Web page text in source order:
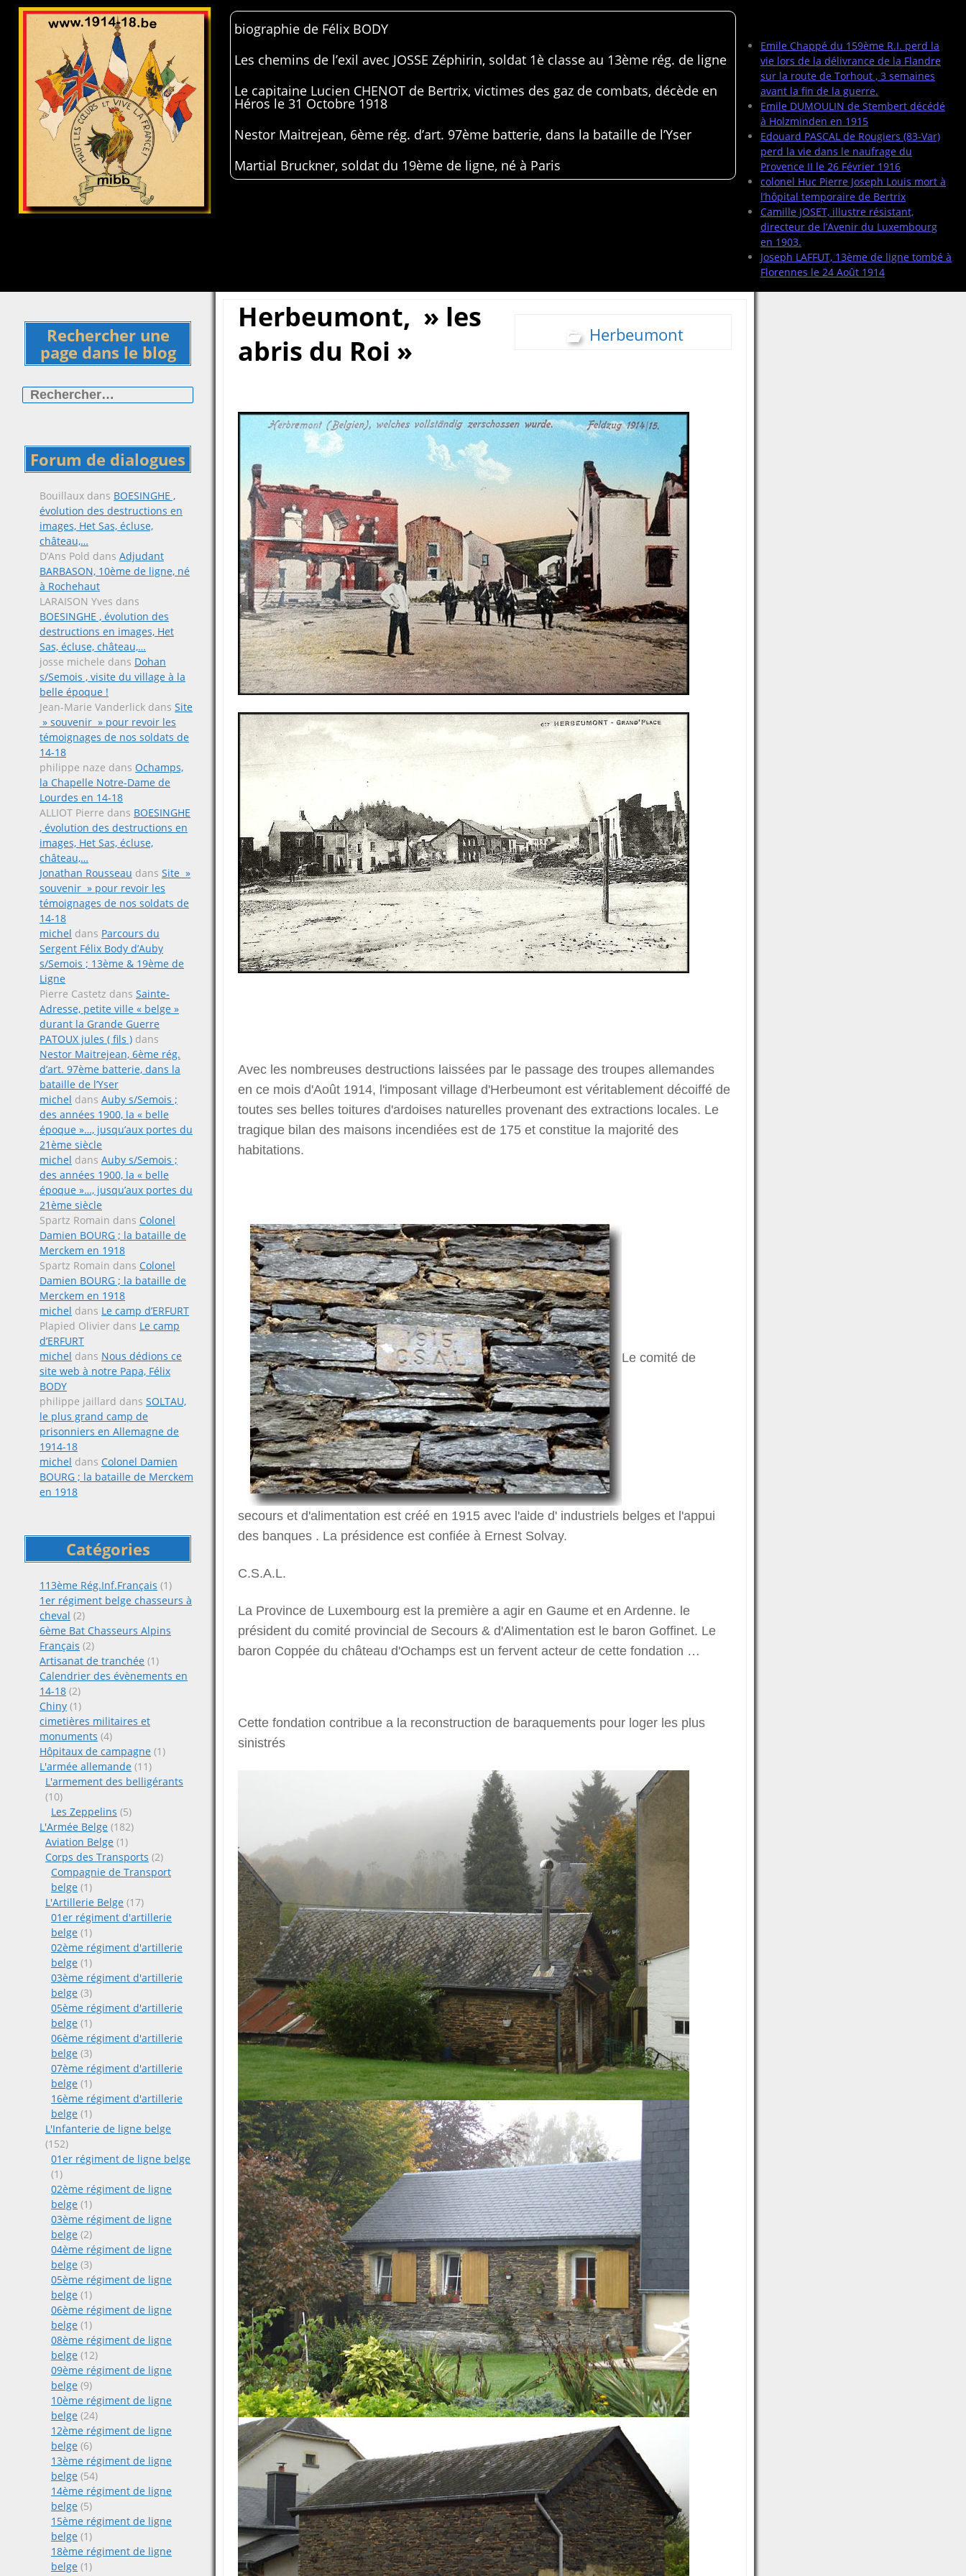
Emile Chappé du 159ème R.I. perd la
vie lors de la délivrance de la Flandre
sur la route de Torhout , 3 semaines
avant la fin de la guerre.
Emile DUMOULIN de Stembert décédé
à Holzminden en 1915
Edouard PASCAL de Rougiers (83-Var)
perd la vie dans le naufrage du
Provence II le 26 Février 1916
colonel Huc Pierre Joseph Louis mort à
l’hôpital temporaire de Bertrix
Camille JOSET, illustre résistant,
directeur de l’Avenir du Luxembourg
en 1903.
Joseph LAFFUT, 13ème de ligne tombé à
Florennes le 24 Août 1914
biographie de Félix BODY
Les chemins de l’exil avec JOSSE Zéphirin, soldat 1è classe au 13ème rég. de ligne
Le capitaine Lucien CHENOT de Bertrix, victimes des gaz de combats, décède en
Héros le 31 Octobre 1918
Nestor Maitrejean, 6ème rég. d’art. 97ème batterie, dans la bataille de l’Yser
Martial Bruckner, soldat du 19ème de ligne, né à Paris
Rechercher une
page dans le blog
Forum de dialogues
Bouillaux dans BOESINGHE ,
évolution des destructions en
images, Het Sas, écluse,
château,…
D’Ans Pold dans Adjudant
BARBASON, 10ème de ligne, né
à Rochehaut
LARAISON Yves dans
BOESINGHE , évolution des
destructions en images, Het
Sas, écluse, château,…
josse michele dans Dohan
s/Semois , visite du village à la
belle époque !
Jean-Marie Vanderlick dans Site
» souvenir » pour revoir les
témoignages de nos soldats de
14-18
philippe naze dans Ochamps,
la Chapelle Notre-Dame de
Lourdes en 14-18
ALLIOT Pierre dans BOESINGHE
, évolution des destructions en
images, Het Sas, écluse,
château,…
Jonathan Rousseau dans Site »
souvenir » pour revoir les
témoignages de nos soldats de
14-18
michel dans Parcours du
Sergent Félix Body d’Auby
s/Semois ; 13ème & 19ème de
Ligne
Pierre Castetz dans Sainte-
Adresse, petite ville « belge »
durant la Grande Guerre
PATOUX jules ( fils ) dans
Nestor Maitrejean, 6ème rég.
d’art. 97ème batterie, dans la
bataille de l’Yser
michel dans Auby s/Semois ;
des années 1900, la « belle
époque »…, jusqu’aux portes du
21ème siècle
michel dans Auby s/Semois ;
des années 1900, la « belle
époque »…, jusqu’aux portes du
21ème siècle
Spartz Romain dans Colonel
Damien BOURG ; la bataille de
Merckem en 1918
Spartz Romain dans Colonel
Damien BOURG ; la bataille de
Merckem en 1918
michel dans Le camp d’ERFURT
Plapied Olivier dans Le camp
d’ERFURT
michel dans Nous dédions ce
site web à notre Papa, Félix
BODY
philippe jaillard dans SOLTAU,
le plus grand camp de
prisonniers en Allemagne de
1914-18
michel dans Colonel Damien
BOURG ; la bataille de Merckem
en 1918
Catégories
113ème Rég.Inf.Français (1)
1er régiment belge chasseurs à
cheval (2)
6ème Bat Chasseurs Alpins
Français (2)
Artisanat de tranchée (1)
Calendrier des évènements en
14-18 (2)
Chiny (1)
cimetières militaires et
monuments (4)
Hôpitaux de campagne (1)
L'armée allemande (11)
L'armement des belligérants
(10)
Les Zeppelins (5)
L'Armée Belge (182)
Aviation Belge (1)
Corps des Transports (2)
Compagnie de Transport
belge (1)
L'Artillerie Belge (17)
01er régiment d'artillerie
belge (1)
02ème régiment d'artillerie
belge (1)
03ème régiment d'artillerie
belge (3)
05ème régiment d'artillerie
belge (1)
06ème régiment d'artillerie
belge (3)
07ème régiment d'artillerie
belge (1)
16ème régiment d'artillerie
belge (1)
L'Infanterie de ligne belge
(152)
01er régiment de ligne belge
(1)
02ème régiment de ligne
belge (1)
03ème régiment de ligne
belge (2)
04ème régiment de ligne
belge (3)
05ème régiment de ligne
belge (1)
06ème régiment de ligne
belge (1)
08ème régiment de ligne
belge (12)
09ème régiment de ligne
belge (9)
10ème régiment de ligne
belge (24)
12ème régiment de ligne
belge (6)
13ème régiment de ligne
belge (54)
14ème régiment de ligne
belge (5)
15ème régiment de ligne
belge (1)
18ème régiment de ligne
belge (1)
Herbeumont
Herbeumont, » les
abris du Roi »
Avec les nombreuses destructions laissées par le passage des troupes allemandes
en ce mois d'Août 1914, l'imposant village d'Herbeumont est véritablement décoiffé de
toutes ses belles toitures d'ardoises naturelles provenant des extractions locales. Le
tragique bilan des maisons incendiées est de 175 et constitue la majorité des
habitations.
Le comité de
secours et d'alimentation est créé en 1915 avec l'aide d' industriels belges et l'appui
des banques . La présidence est confiée à Ernest Solvay.
C.S.A.L.
La Province de Luxembourg est la première a agir en Gaume et en Ardenne. le
président du comité provincial de Secours & d'Alimentation est le baron Goffinet. Le
baron Coppée du château d'Ochamps est un fervent acteur de cette fondation …
Cette fondation contribue a la reconstruction de baraquements pour loger les plus
sinistrés